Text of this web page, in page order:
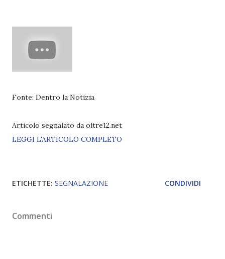
Fonte: Dentro la Notizia
Articolo segnalato da oltre12.net
LEGGI L'ARTICOLO COMPLETO
ETICHETTE: SEGNALAZIONE CONDIVIDI
Commenti